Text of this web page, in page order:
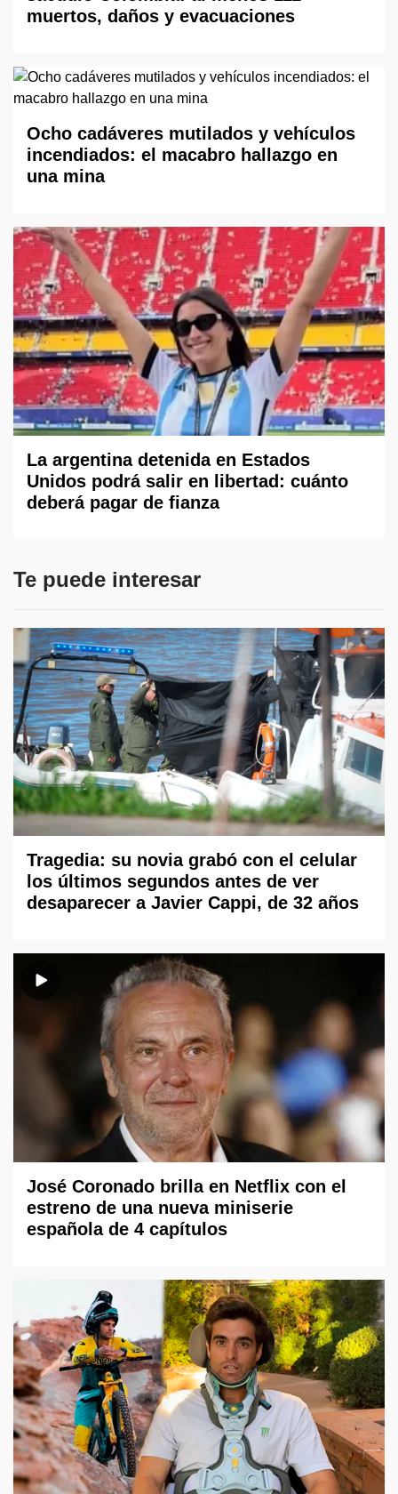
muertos, daños y evacuaciones
Ocho cadáveres mutilados y vehículos
incendiados: el macabro hallazgo en
una mina
La argentina detenida en Estados
Unidos podrá salir en libertad: cuánto
deberá pagar de fianza
Te puede interesar
Tragedia: su novia grabó con el celular
los últimos segundos antes de ver
desaparecer a Javier Cappi, de 32 años
José Coronado brilla en Netflix con el
estreno de una nueva miniserie
española de 4 capítulos